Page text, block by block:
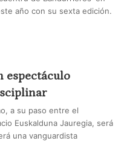
año con su sexta edición.
espectáculo
a su paso entre el
Euskalduna Jauregia, será
una vanguardista